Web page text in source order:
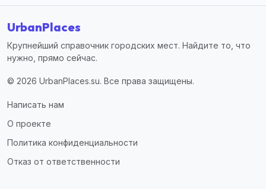
UrbanPlaces
Крупнейший справочник городских мест. Найдите то, что
нужно, прямо сейчас.
© 2026 UrbanPlaces.su. Все права защищены.
Написать нам
О проекте
Политика конфиденциальности
Отказ от ответственности